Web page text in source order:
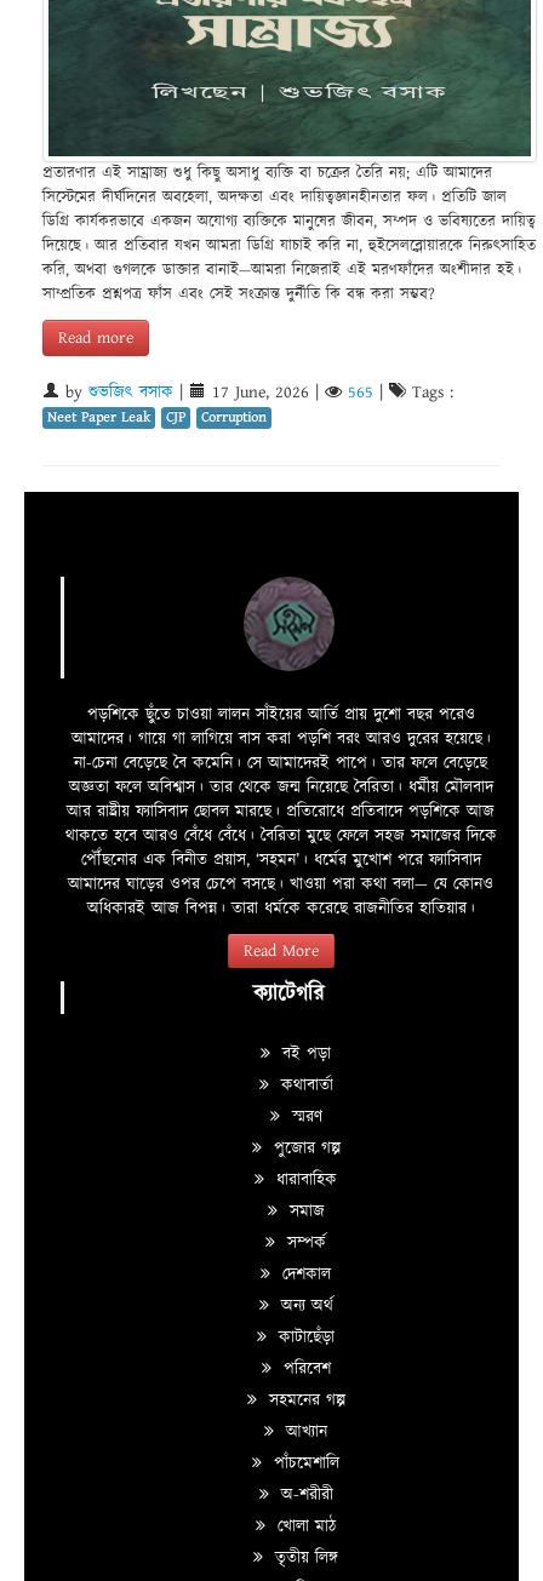
প্রতারণার এই সাম্রাজ্য শুধু কিছু অসাধু ব্যক্তি বা চক্রের তৈরি নয়; এটি আমাদের
সিস্টেমের দীর্ঘদিনের অবহেলা, অদক্ষতা এবং দায়িত্বজ্ঞানহীনতার ফল। প্রতিটি জাল
ডিগ্রি কার্যকরভাবে একজন অযোগ্য ব্যক্তিকে মানুষের জীবন, সম্পদ ও ভবিষ্যতের দায়িত্ব
দিয়েছে। আর প্রতিবার যখন আমরা ডিগ্রি যাচাই করি না, হুইসেলব্লোয়ারকে নিরুৎসাহিত
করি, অথবা গুগলকে ডাক্তার বানাই—আমরা নিজেরাই এই মরণফাঁদের অংশীদার হই।
সাম্প্রতিক প্রশ্নপত্র ফাঁস এবং সেই সংক্রান্ত দুর্নীতি কি বন্ধ করা সম্ভব?
Read more
by শুভজিৎ বসাক 17 June, 2026 565 Tags :
Neet Paper Leak CJP Corruption
পড়শিকে ছুঁতে চাওয়া লালন সাঁইয়ের আর্তি প্রায় দুশো বছর পরেও
আমাদের। গায়ে গা লাগিয়ে বাস করা পড়শি বরং আরও দুরের হয়েছে।
না-চেনা বেড়েছে বৈ কমেনি। সে আমাদেরই পাপে। তার ফলে বেড়েছে
অজ্ঞতা ফলে অবিশ্বাস। তার থেকে জন্ম নিয়েছে বৈরিতা। ধর্মীয় মৌলবাদ
আর রাষ্ট্রীয় ফ্যাসিবাদ ছোবল মারছে। প্রতিরোধে প্রতিবাদে পড়শিকে আজ
থাকতে হবে আরও বেঁধে বেঁধে। বৈরিতা মুছে ফেলে সহজ সমাজের দিকে
পৌঁছনোর এক বিনীত প্রয়াস, ‘সহমন’। ধর্মের মুখোশ পরে ফ্যাসিবাদ
আমাদের ঘাড়ের ওপর চেপে বসছে। খাওয়া পরা কথা বলা—­­ যে কোনও
অধিকারই আজ বিপন্ন। তারা ধর্মকে করেছে রাজনীতির হাতিয়ার।
Read More
ক্যাটেগরি
বই পড়া
কথাবার্তা
স্মরণ
পুজোর গল্প
ধারাবাহিক
সমাজ
সম্পর্ক
দেশকাল
অন্য অর্থ
কাটাছেঁড়া
পরিবেশ
সহমনের গল্প
আখ্যান
পাঁচমেশালি
অ-শরীরী
খোলা মাঠ
তৃতীয় লিঙ্গ